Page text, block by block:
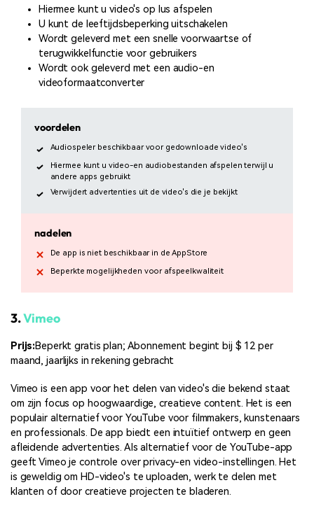
Hiermee kunt u video's op lus afspelen
U kunt de leeftijdsbeperking uitschakelen
Wordt geleverd met een snelle voorwaartse of
terugwikkelfunctie voor gebruikers
Wordt ook geleverd met een audio-en
videoformaatconverter
voordelen
Audiospeler beschikbaar voor gedownloade video's
Hiermee kunt u video-en audiobestanden afspelen terwijl u
andere apps gebruikt
Verwijdert advertenties uit de video's die je bekijkt
nadelen
De app is niet beschikbaar in de AppStore
Beperkte mogelijkheden voor afspeelkwaliteit
3.Vimeo
Prijs:Beperkt gratis plan; Abonnement begint bij $ 12 per
maand, jaarlijks in rekening gebracht
Vimeo is een app voor het delen van video's die bekend staat
om zijn focus op hoogwaardige, creatieve content. Het is een
populair alternatief voor YouTube voor filmmakers, kunstenaars
en professionals. De app biedt een intuïtief ontwerp en geen
afleidende advertenties. Als alternatief voor de YouTube-app
geeft Vimeo je controle over privacy-en video-instellingen. Het
is geweldig om HD-video's te uploaden, werk te delen met
klanten of door creatieve projecten te bladeren.